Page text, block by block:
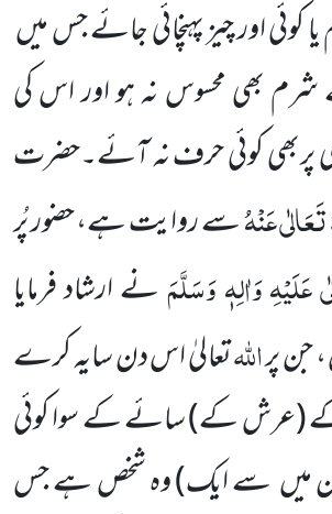
اور چیز پہنچائی جائے جس میں
بھی محسوس نہ ہو اور اس کی
پربھی کوئی حرف نہ آئے۔حضرت
عَنْہُسے روایت ہے، حضور پُر
عَلَیْہِ وَاٰلِہٖ وَسَلَّمَنے ارشاد فرمایا
جن پراللّٰہتعالیٰ اس دن سایہ کرے
(عرش کے)سائے کے سوا کوئی
میں سے ایک)وہ شخص ہے جس